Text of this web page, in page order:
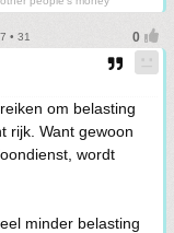
• 31
om belasting
rijk. Want gewoon
wordt
minder belasting